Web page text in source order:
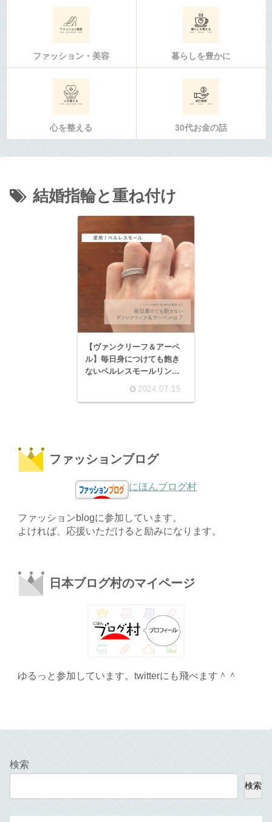
ファッション・美容 暮らしを豊かに
心を整える 30代お金の話
結婚指輪と重ね付け
【ヴァンクリーフ＆アーペ
ル】毎日身につけても飽き
ないペルレスモールリン
2024.07.15
ファッションブログ
にほんブログ村
ファッションblogに参加しています。
よければ、応援いただけると励みになります。
日本ブログ村のマイページ
ゆるっと参加しています。twitterにも飛べます＾＾
検索
検索